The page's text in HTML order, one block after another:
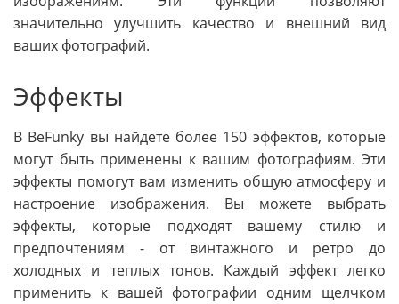
значительно улучшить качество и внешний вид
ваших фотографий.
Эффекты
В BeFunky вы найдете более 150 эффектов, которые
могут быть применены к вашим фотографиям. Эти
эффекты помогут вам изменить общую атмосферу и
настроение изображения. Вы можете выбрать
эффекты, которые подходят вашему стилю и
предпочтениям - от винтажного и ретро до
холодных и теплых тонов. Каждый эффект легко
применить к вашей фотографии одним щелчком